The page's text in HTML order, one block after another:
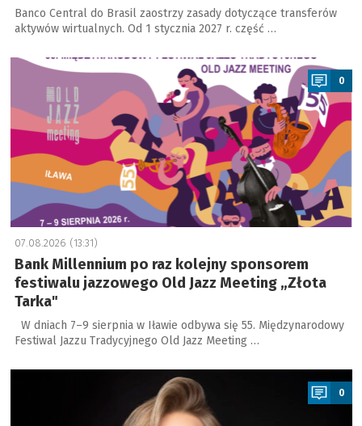
Banco Central do Brasil zaostrzy zasady dotyczące transferów
aktywów wirtualnych. Od 1 stycznia 2027 r. część …
a
0
07.08.2026 (13:31)
Bank Millennium po raz kolejny sponsorem
festiwalu jazzowego Old Jazz Meeting „Złota
Tarka"
W dniach 7–9 sierpnia w Iławie odbywa się 55. Międzynarodowy
Festiwal Jazzu Tradycyjnego Old Jazz Meeting …
a
0